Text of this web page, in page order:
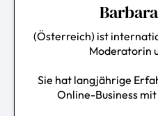
(Österreich) ist
Moderatorin
Sie hat langjährige
Online-Business